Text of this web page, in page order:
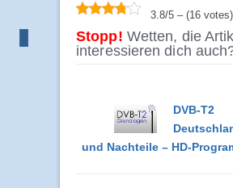
3.8/5 – (16 votes)
Stopp! Wetten, die
interessieren dich
DVB-
und Nachteile – HD-